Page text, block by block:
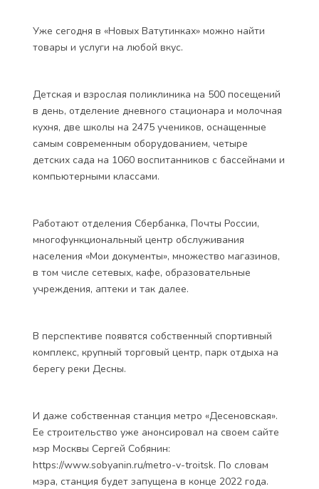
Уже сегодня в «Новых Ватутинках» можно найти
товары и услуги на любой вкус.
Детская и взрослая поликлиника на 500 посещений
в день, отделение дневного стационара и молочная
кухня, две школы на 2475 учеников, оснащенные
самым современным оборудованием, четыре
детских сада на 1060 воспитанников с бассейнами и
компьютерными классами.
Работают отделения Сбербанка, Почты России,
многофункциональный центр обслуживания
населения «Мои документы», множество магазинов,
в том числе сетевых, кафе, образовательные
учреждения, аптеки и так далее.
В перспективе появятся собственный спортивный
комплекс, крупный торговый центр, парк отдыха на
берегу реки Десны.
И даже собственная станция метро «Десеновская».
Ее строительство уже анонсировал на своем сайте
мэр Москвы Сергей Собянин:
https://www.sobyanin.ru/metro-v-troitsk. По словам
мэра, станция будет запущена в конце 2022 года.